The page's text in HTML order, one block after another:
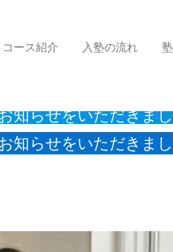
コース紹介 入塾の流れ
知らせをいただきました【菊水学園 多加
知らせをいただきま
知らせをいただきま